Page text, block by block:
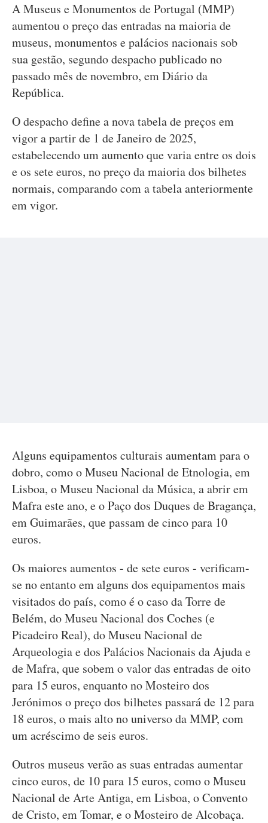
A Museus e Monumentos de Portugal (MMP)
aumentou o preço das entradas na maioria de
museus, monumentos e palácios nacionais sob
sua gestão, segundo despacho publicado no
passado mês de novembro, em Diário da
República.
O despacho define a nova tabela de preços em
vigor a partir de 1 de Janeiro de 2025,
estabelecendo um aumento que varia entre os dois
e os sete euros, no preço da maioria dos bilhetes
normais, comparando com a tabela anteriormente
em vigor.
Alguns equipamentos culturais aumentam para o
dobro, como o Museu Nacional de Etnologia, em
Lisboa, o Museu Nacional da Música, a abrir em
Mafra este ano, e o Paço dos Duques de Bragança,
em Guimarães, que passam de cinco para 10
euros.
Os maiores aumentos - de sete euros - verificam-
se no entanto em alguns dos equipamentos mais
visitados do país, como é o caso da Torre de
Belém, do Museu Nacional dos Coches (e
Picadeiro Real), do Museu Nacional de
Arqueologia e dos Palácios Nacionais da Ajuda e
de Mafra, que sobem o valor das entradas de oito
para 15 euros, enquanto no Mosteiro dos
Jerónimos o preço dos bilhetes passará de 12 para
18 euros, o mais alto no universo da MMP, com
um acréscimo de seis euros.
Outros museus verão as suas entradas aumentar
cinco euros, de 10 para 15 euros, como o Museu
Nacional de Arte Antiga, em Lisboa, o Convento
de Cristo, em Tomar, e o Mosteiro de Alcobaça.